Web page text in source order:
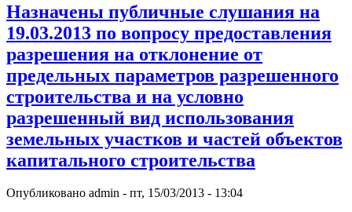
Назначены публичные слушания на
19.03.2013 по вопросу предоставления
разрешения на отклонение от
предельных параметров разрешенного
строительства и на условно
разрешенный вид использования
земельных участков и частей объектов
капитального строительства
Опубликовано admin - пт, 15/03/2013 - 13:04